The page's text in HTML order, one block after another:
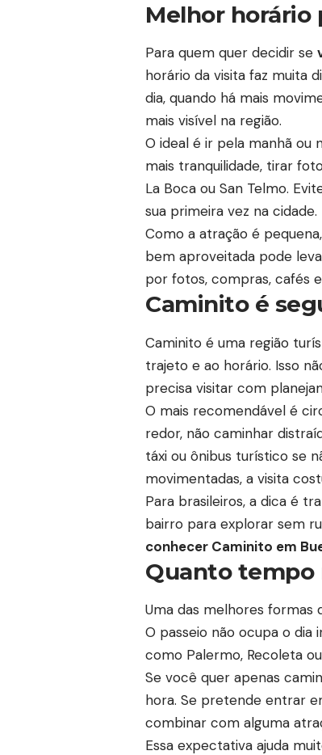
Melhor horário
Para quem quer decidir se
horário da visita faz muita
dia, quando há mais
mais visível na região.
O ideal é ir pela manhã ou
mais tranquilidade, tirar
La Boca ou San Telmo.
sua primeira vez na cidade.
Como a atração é
bem aproveitada pode
por fotos, compras, cafés
Caminito é
Caminito é uma região
trajeto e ao horário. Isso
precisa visitar com
O mais recomendável é
redor, não caminhar
táxi ou ônibus turístico se
movimentadas, a visita
Para brasileiros, a dica é
bairro para explorar sem
conhecer Caminito em
Quanto tempo
Uma das melhores
O passeio não ocupa o
como Palermo, Recoleta
Se você quer apenas
hora. Se pretende entrar
combinar com alguma
Essa expectativa ajuda